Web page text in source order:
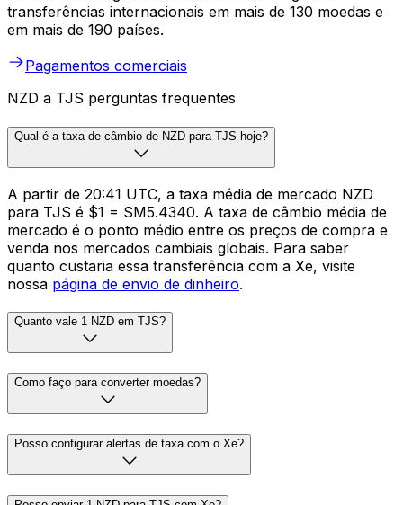
transferências internacionais em mais de 130 moedas e
em mais de 190 países.
Pagamentos comerciais
NZD a TJS perguntas frequentes
Qual é a taxa de câmbio de NZD para TJS hoje?
A partir de 20:41 UTC, a taxa média de mercado NZD
para TJS é $1 = SM5.4340. A taxa de câmbio média de
mercado é o ponto médio entre os preços de compra e
venda nos mercados cambiais globais. Para saber
quanto custaria essa transferência com a Xe, visite
nossa página de envio de dinheiro.
Quanto vale 1 NZD em TJS?
Como faço para converter moedas?
Posso configurar alertas de taxa com o Xe?